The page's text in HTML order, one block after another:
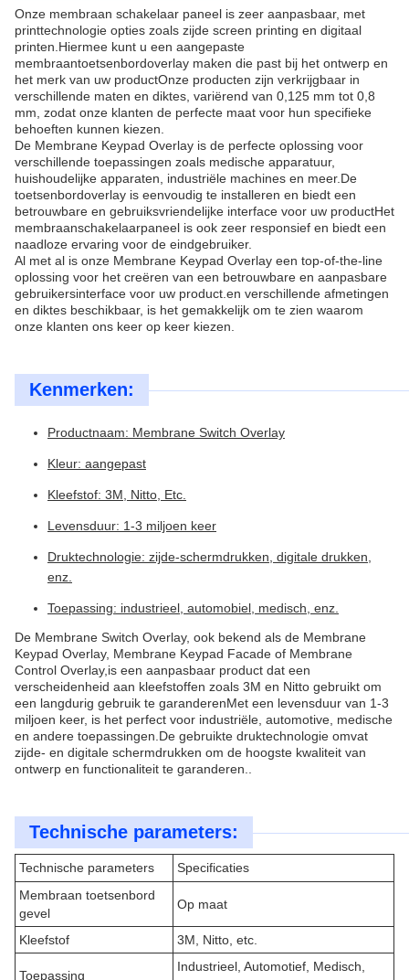
Onze membraan schakelaar paneel is zeer aanpasbaar, met
printtechnologie opties zoals zijde screen printing en digitaal
printen.Hiermee kunt u een aangepaste
membraantoetsenbordoverlay maken die past bij het ontwerp en
het merk van uw productOnze producten zijn verkrijgbaar in
verschillende maten en diktes, variërend van 0,125 mm tot 0,8
mm, zodat onze klanten de perfecte maat voor hun specifieke
behoeften kunnen kiezen.
De Membrane Keypad Overlay is de perfecte oplossing voor
verschillende toepassingen zoals medische apparatuur,
huishoudelijke apparaten, industriële machines en meer.De
toetsenbordoverlay is eenvoudig te installeren en biedt een
betrouwbare en gebruiksvriendelijke interface voor uw productHet
membraanschakelaarpaneel is ook zeer responsief en biedt een
naadloze ervaring voor de eindgebruiker.
Al met al is onze Membrane Keypad Overlay een top-of-the-line
oplossing voor het creëren van een betrouwbare en aanpasbare
gebruikersinterface voor uw product.en verschillende afmetingen
en diktes beschikbaar, is het gemakkelijk om te zien waarom
onze klanten ons keer op keer kiezen.
Kenmerken:
Productnaam: Membrane Switch Overlay
Kleur: aangepast
Kleefstof: 3M, Nitto, Etc.
Levensduur: 1-3 miljoen keer
Druktechnologie: zijde-schermdrukken, digitale drukken,
enz.
Toepassing: industrieel, automobiel, medisch, enz.
De Membrane Switch Overlay, ook bekend als de Membrane
Keypad Overlay, Membrane Keypad Facade of Membrane
Control Overlay,is een aanpasbaar product dat een
verscheidenheid aan kleefstoffen zoals 3M en Nitto gebruikt om
een langdurig gebruik te garanderenMet een levensduur van 1-3
miljoen keer, is het perfect voor industriële, automotive, medische
en andere toepassingen.De gebruikte druktechnologie omvat
zijde- en digitale schermdrukken om de hoogste kwaliteit van
ontwerp en functionaliteit te garanderen..
Technische parameters:
Technische parameters
Specificaties
Membraan toetsenbord
gevel
Op maat
Kleefstof 3M, Nitto, etc.
Toepassing
Industrieel, Automotief, Medisch,